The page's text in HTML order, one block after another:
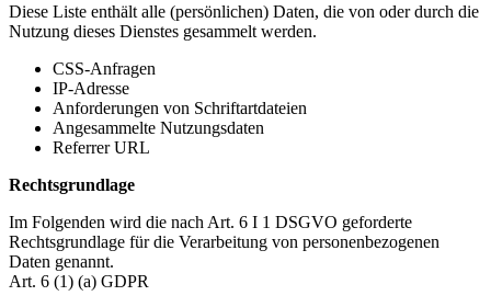
Diese Liste enthält alle (persönlichen) Daten, die von oder durch die
Nutzung dieses Dienstes gesammelt werden.
CSS-Anfragen
IP-Adresse
Anforderungen von Schriftartdateien
Angesammelte Nutzungsdaten
Referrer URL
Rechtsgrundlage
Im Folgenden wird die nach Art. 6 I 1 DSGVO geforderte
Rechtsgrundlage für die Verarbeitung von personenbezogenen
Daten genannt.
Art. 6 (1) (a) GDPR